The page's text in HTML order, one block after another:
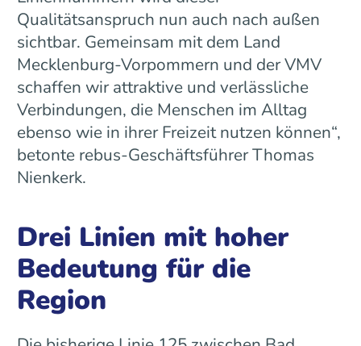
Qualitätsanspruch nun auch nach außen
sichtbar. Gemeinsam mit dem Land
Mecklenburg-Vorpommern und der VMV
schaffen wir attraktive und verlässliche
Verbindungen, die Menschen im Alltag
ebenso wie in ihrer Freizeit nutzen können“,
betonte rebus-Geschäftsführer Thomas
Nienkerk.
Drei Linien mit hoher
Bedeutung für die
Region